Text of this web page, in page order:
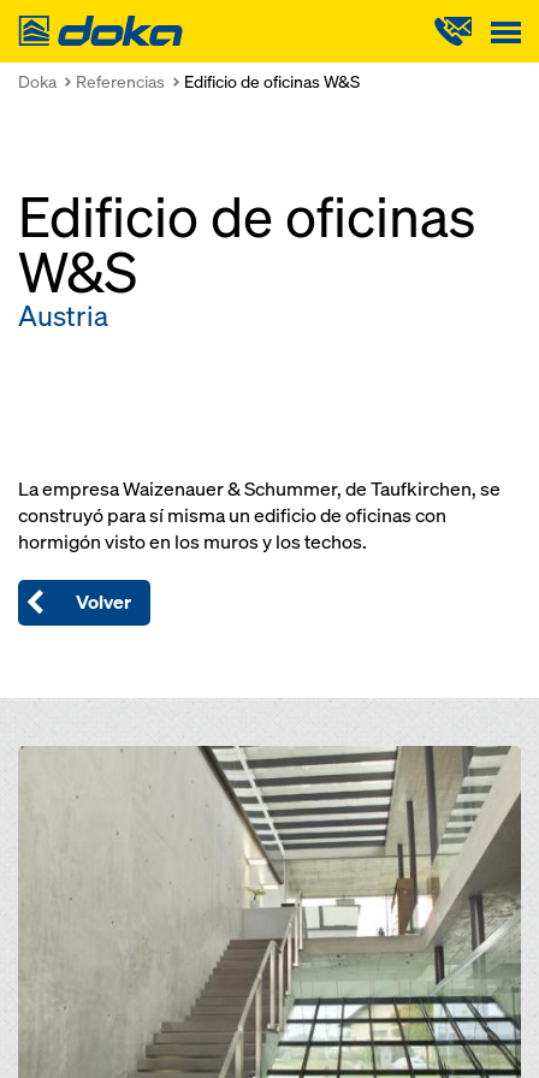
Doka
Doka Referencias Edificio de oficinas W&S
Edificio de oficinas
W&S
Austria
La empresa Waizenauer & Schummer, de Taufkirchen, se
construyó para sí misma un edificio de oficinas con
hormigón visto en los muros y los techos.
Volver
Open